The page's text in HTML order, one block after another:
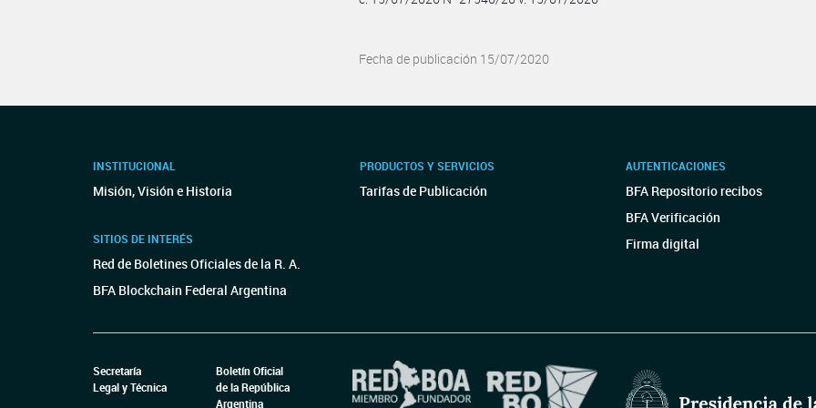
Fecha de publicación 15/07/2020
INSTITUCIONAL
Misión, Visión e Historia
SITIOS DE INTERÉS
Red de Boletines Oficiales de la R. A.
BFA Blockchain Federal Argentina
PRODUCTOS Y SERVICIOS
Tarifas de Publicación
AUTENTICACIONES
BFA Repositorio recibos
BFA Verificación
Firma digital
Secretaría
Legal y Técnica
Boletín Oficial
de la República
Argentina